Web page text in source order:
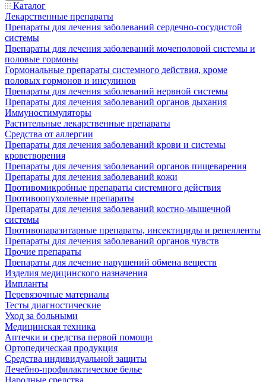
Каталог
Лекарственные препараты
Препараты для лечения заболеваний сердечно-сосудистой
системы
Препараты для лечения заболеваний мочеполовой системы и
половые гормоны
Гормональные препараты системного действия, кроме
половых гормонов и инсулинов
Препараты для лечения заболеваний нервной системы
Препараты для лечения заболеваний органов дыхания
Иммуностимуляторы
Растительные лекарственные препараты
Средства от аллергии
Препараты для лечения заболеваний крови и системы
кроветворения
Препараты для лечения заболеваний органов пищеварения
Препараты для лечения заболеваний кожи
Противомикробные препараты системного действия
Противоопухолевые препараты
Препараты для лечения заболеваний костно-мышечной
системы
Противопаразитарные препараты, инсектициды и репелленты
Препараты для лечения заболеваний органов чувств
Прочие препараты
Препараты для лечение нарушений обмена веществ
Изделия медицинского назначения
Импланты
Перевязочные материалы
Тесты диагностические
Уход за больными
Медицинская техника
Аптечки и средства первой помощи
Ортопедическая продукция
Средства индивидуальной защиты
Лечебно-профилактическое белье
Народные средства